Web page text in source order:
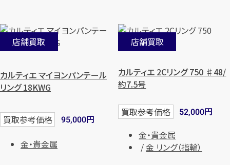
店舗買取
カルティエ マイヨンパンテール
リング 18KWG
買取参考価格 95,000円
金・貴金属
店舗買取
カルティエ 2Cリング 750 ♯48/
約7.5号
買取参考価格 52,000円
金・貴金属
金 リング（指輪）